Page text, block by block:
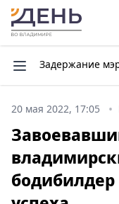
Задержание
20 мая 2022, 17:05